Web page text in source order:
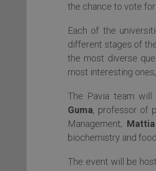
the chance to vote
Each of the
different stages of
the most diverse
most interesting
The Pavia team will
Guma, professor of
Management;
biochemistry and
The event will be